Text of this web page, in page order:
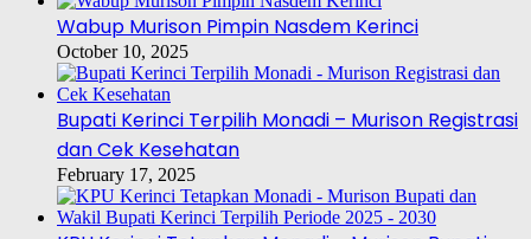
Wabup Murison Pimpin Nasdem Kerinci
October 10, 2025
Bupati Kerinci Terpilih Monadi – Murison Registrasi
dan Cek Kesehatan
February 17, 2025